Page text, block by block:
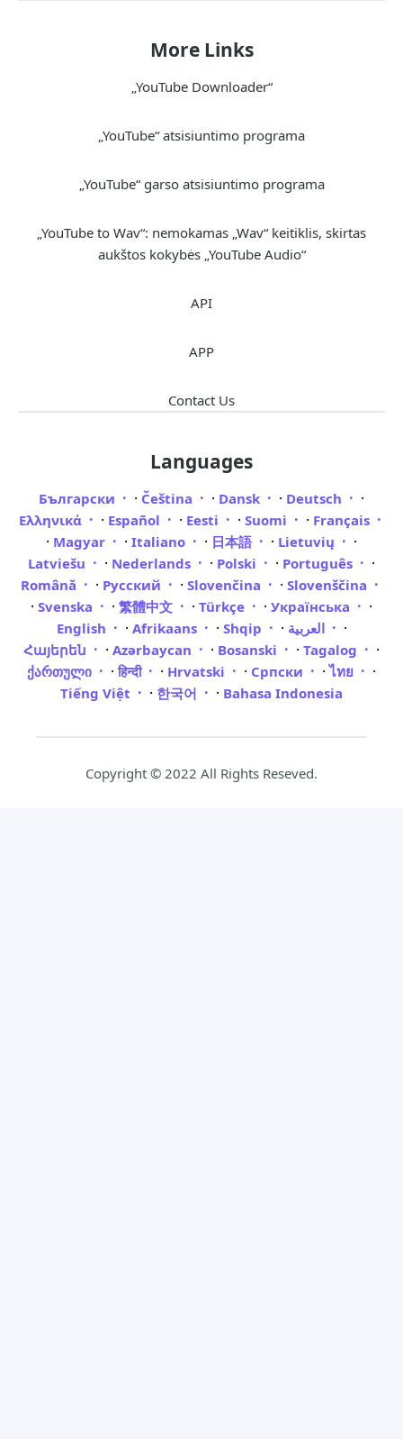
More Links
„YouTube Downloader“
„YouTube“ atsisiuntimo programa
„YouTube“ garso atsisiuntimo programa
„YouTube to Wav“: nemokamas „Wav“ keitiklis, skirtas
aukštos kokybės „YouTube Audio“
API
APP
Contact Us
Languages
Български · Čeština · Dansk · Deutsch ·
Ελληνικά · Español · Eesti · Suomi · Français
· Magyar · Italiano · 日本語 · Lietuvių ·
Latviešu · Nederlands · Polski · Português ·
Română · Русский · Slovenčina · Slovenščina
· Svenska · 繁體中文 · Türkçe · Українська ·
English · Afrikaans · Shqip · العربية ·
Հայերեն · Azərbaycan · Bosanski · Tagalog ·
ქართული · हिन्दी · Hrvatski · Српски ·ไทย ·
Tiếng Việt · 한국어 · Bahasa Indonesia
Copyright © 2022 All Rights Reseved.